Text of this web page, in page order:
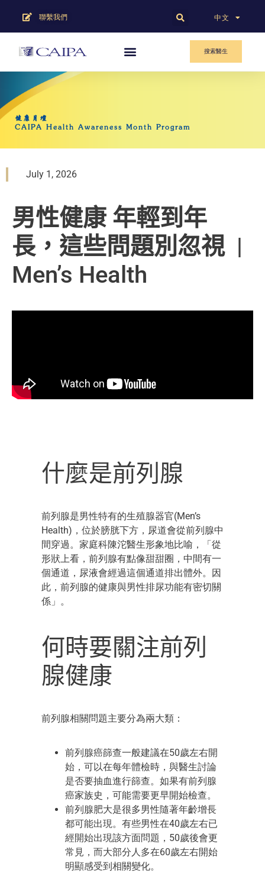
中文
English
聯繫我們
搜索醫生
健康月壇
CAIPA Health Awareness Month Program
July 1, 2026
男性健康 年輕到年
長，這些問題別忽視 |
Men’s Health
什麼是前列腺
前列腺是男性特有的生殖腺器官(Men’s
Health)，位於膀胱下方，尿道會從前列腺中
間穿過。 家庭科陳沱醫生形象地比喻 ， 「從
形狀上看，前列腺有點像甜甜圈，中間有一
個通道，尿液會經過這個通道排出體外。因
此，前列腺的健康與男性排尿功能有密切關
係 」 。
何時要關注前列
腺健康
前列腺相關問題主要分為兩大類：
前列腺癌篩查一般建議在50歲左右開
始，可以在每年體檢時，與醫生討論
是否要抽血進行篩查。如果有前列腺
癌家族史，可能需要更早開始檢查。
前列腺肥大是很多男性隨著年齡增長
都可能出現。有些男性在40歲左右已
經開始出現該方面問題 ，50歲後會更
常見，而大部分人多在60歲左右開始
明顯感受到相關變化。